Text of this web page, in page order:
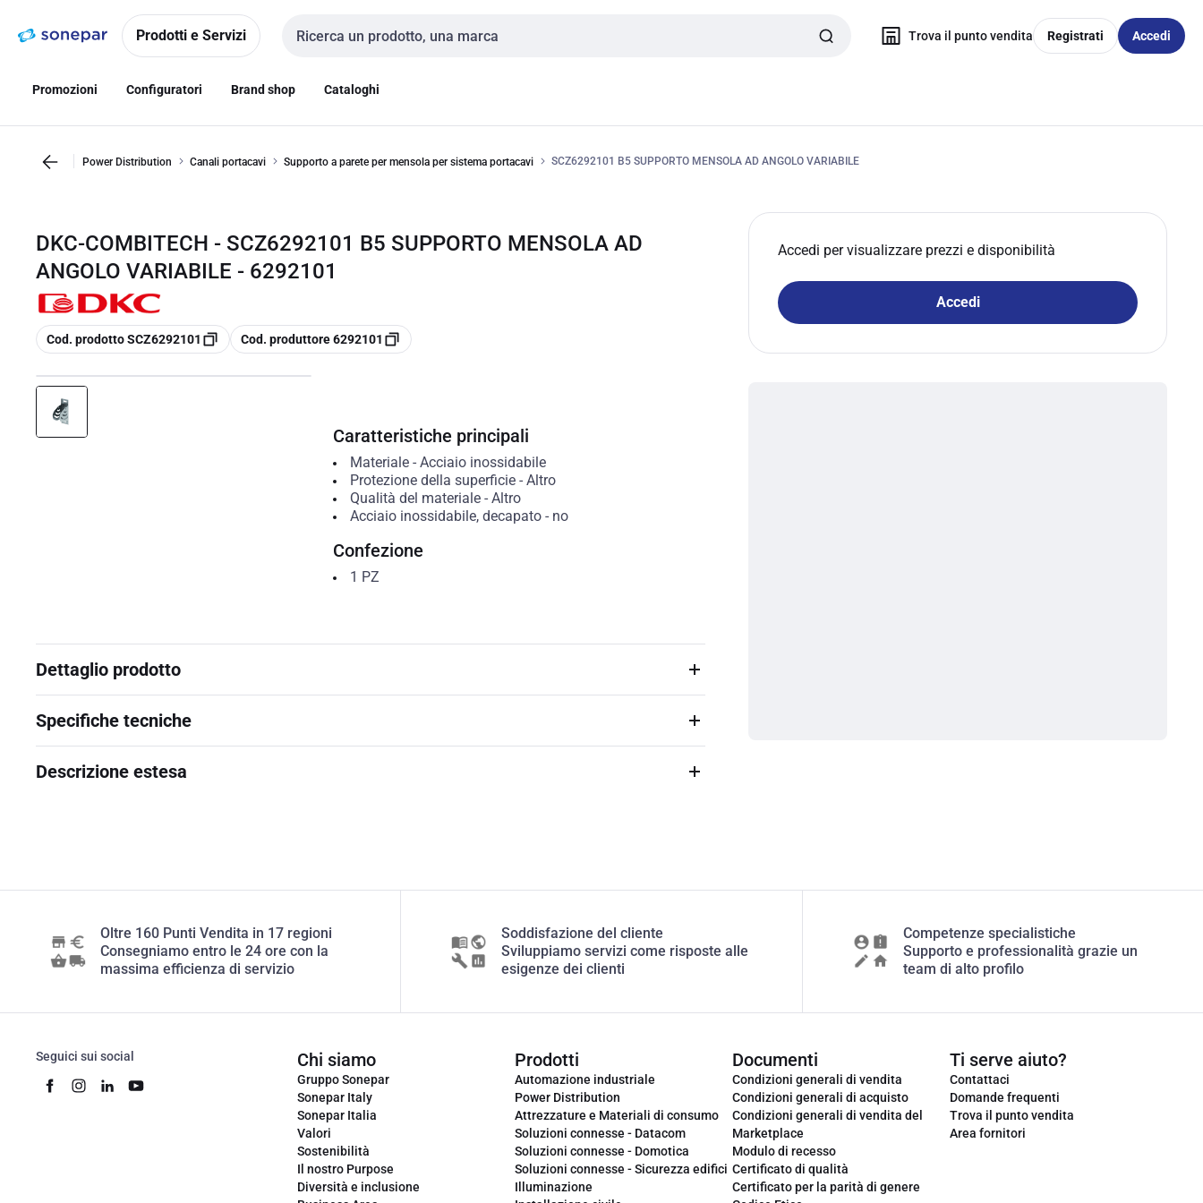
navigazionealla
Prodotti e Servizi
Cerca input
Trova il punto vendita Registrati Accedi
Promozioni Configuratori Brand shop Cataloghi
Power Distribution Canali portacavi Supporto a parete per mensola per sistema portacavi SCZ6292101 B5 SUPPORTO MENSOLA AD ANGOLO VARIABILE
DKC-COMBITECH - SCZ6292101 B5 SUPPORTO MENSOLA AD
ANGOLO VARIABILE - 6292101
copia
Cod. prodotto SCZ6292101 copia
Cod. produttore 6292101
Accedi per visualizzare prezzi e disponibilità
Accedi
Caratteristiche principali
Materiale- Acciaio inossidabile
Protezione della superficie- Altro
Qualità del materiale- Altro
Acciaio inossidabile, decapato- no
Confezione
1 PZ
Dettaglio prodotto
Specifiche tecniche
Descrizione estesa
Oltre 160 Punti Vendita in 17 regioni
Consegniamo entro le 24 ore con la
massima efficienza di servizio
Soddisfazione del cliente
Sviluppiamo servizi come risposte alle
esigenze dei clienti
Competenze specialistiche
Supporto e professionalità grazie un
team di alto profilo
Seguici sui social Chi siamo
Gruppo Sonepar
Sonepar Italy
Sonepar Italia
Valori
Sostenibilità
Il nostro Purpose
Diversità e inclusione
Prodotti
Automazione industriale
Power Distribution
Attrezzature e Materiali di consumo
Soluzioni connesse - Datacom
Soluzioni connesse - Domotica
Soluzioni connesse - Sicurezza edifici
Illuminazione
Documenti
Condizioni generali di vendita
Condizioni generali di acquisto
Condizioni generali di vendita del
Marketplace
Modulo di recesso
Certificato di qualità
Certificato per la parità di genere
Ti serve aiuto?
Contattaci
Domande frequenti
Trova il punto vendita
Area fornitori